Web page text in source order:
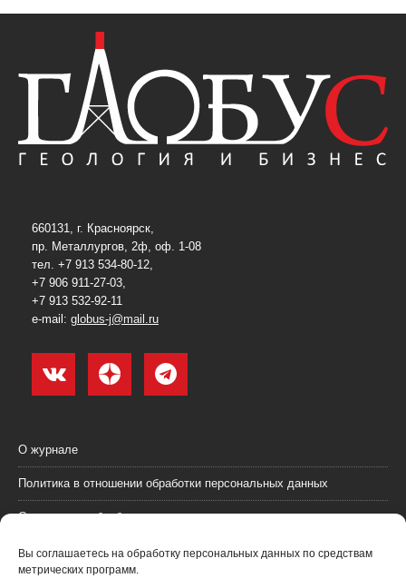
Вы соглашаетесь на обработку персональных данных по средствам
метрических программ.
660131, г. Красноярск,
пр. Металлургов, 2ф, оф. 1-08
тел. +7 913 534-80-12,
+7 906 911-27-03,
+7 913 532-92-11
e-mail: globus-j@mail.ru
О журнале
Политика в отношении обработки персональных данных
Согласие на обработку персональных данных
Пользовательское соглашение (оферта)